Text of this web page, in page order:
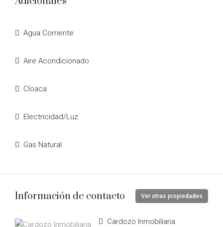
Agua Corriente
Aire Acondicionado
Cloaca
Electricidad/Luz
Gas Natural
Información de contacto Ver otras propiedades
Cardozo Inmobiliaria